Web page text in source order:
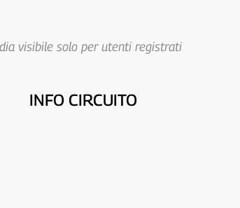
visibile solo per utenti registrati
INFO CIRCUITO